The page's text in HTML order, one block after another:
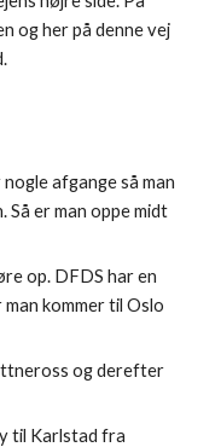
og her på denne vej
afgange så man
er man oppe midt
op. DFDS har en
kommer til Oslo
og derefter
til Karlstad fra